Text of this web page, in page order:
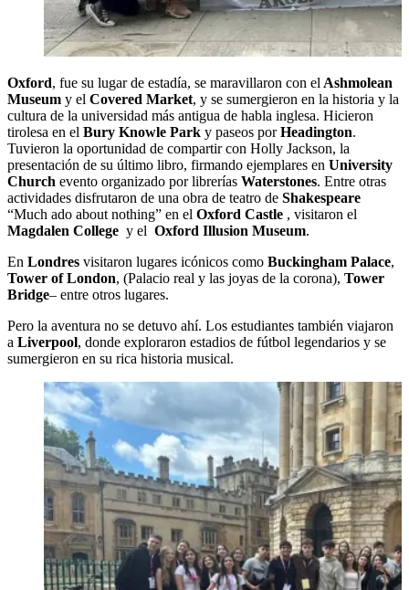
Oxford, fue su lugar de estadía, se maravillaron con el Ashmolean
Museum y el Covered Market, y se sumergieron en la historia y la
cultura de la universidad más antigua de habla inglesa. Hicieron
tirolesa en el Bury Knowle Park y paseos porHeadington.
Tuvieron la oportunidad de compartir con Holly Jackson, la
presentación de su último libro, firmando ejemplares en University
Church evento organizado por librerías Waterstones. Entre otras
actividades disfrutaron de una obra de teatro de Shakespeare
“Much ado about nothing” en el Oxford Castle , visitaron el
Magdalen College y el Oxford Illusion Museum.
En Londres visitaron lugares icónicos como Buckingham Palace,
Tower of London, (Palacio real y las joyas de la corona), Tower
Bridge– entre otros lugares.
Pero la aventura no se detuvo ahí. Los estudiantes también viajaron
a Liverpool, donde exploraron estadios de fútbol legendarios y se
sumergieron en su rica historia musical.